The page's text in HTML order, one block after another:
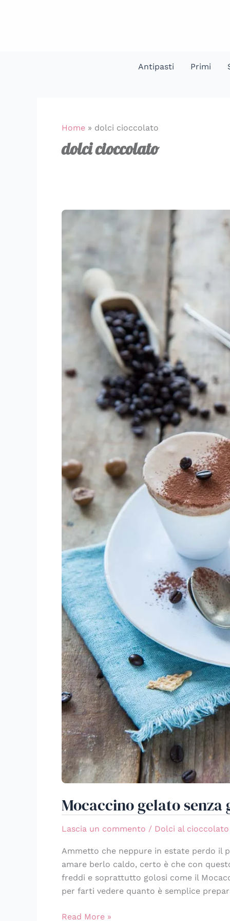
Antipasti Primi
Home » dolci cioccolato
dolci cioccolato
Mocaccino gelato
Lascia un commento / Dolci al cioccolato
Ammetto che neppure in estate perdo il
amare berlo caldo, certo è che con
freddi e soprattutto golosi come il
per farti vedere quanto è semplice
Mocaccino
gelatiera
Read More »